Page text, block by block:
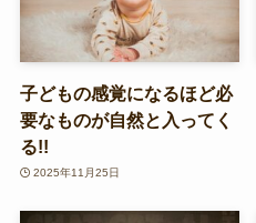
子どもの感覚になるほど必
要なものが自然と入ってく
る!!
2025年11月25日